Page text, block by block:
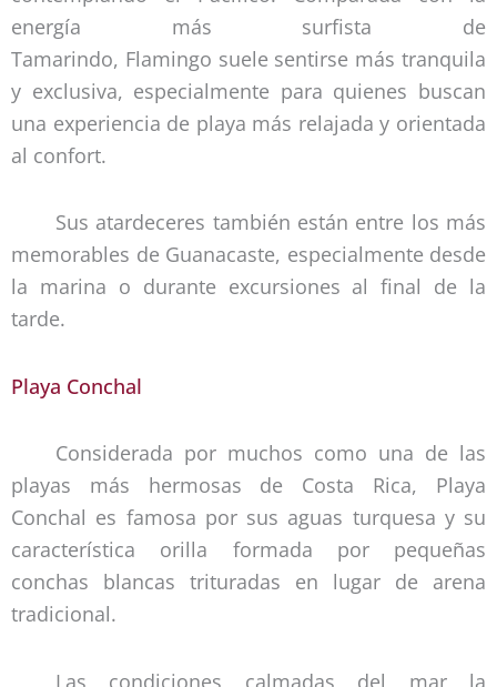
energía más surfista de
Tamarindo, Flamingo suele sentirse más tranquila
y exclusiva, especialmente para quienes buscan
una experiencia de playa más relajada y orientada
al confort.
Sus atardeceres también están entre los más
memorables de Guanacaste, especialmente desde
la marina o durante excursiones al final de la
tarde.
Playa Conchal
Considerada por muchos como una de las
playas más hermosas de Costa Rica, Playa
Conchal es famosa por sus aguas turquesa y su
característica orilla formada por pequeñas
conchas blancas trituradas en lugar de arena
tradicional.
Las condiciones calmadas del mar la